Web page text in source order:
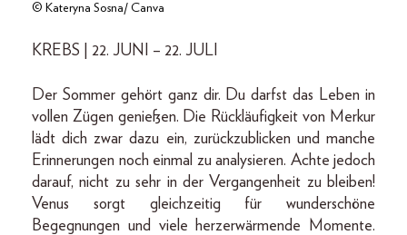
© Kateryna Sosna/ Canva
KREBS | 22. JUNI – 22. JULI
Der Sommer gehört ganz dir. Du darfst das Leben in
vollen Zügen genießen. Die Rückläufigkeit von Merkur
lädt dich zwar dazu ein, zurückzublicken und manche
Erinnerungen noch einmal zu analysieren. Achte jedoch
darauf, nicht zu sehr in der Vergangenheit zu bleiben!
Venus sorgt gleichzeitig für wunderschöne
Begegnungen und viele herzerwärmende Momente.